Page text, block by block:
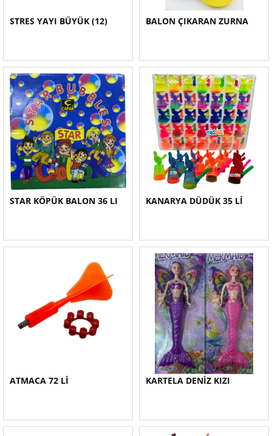
STRES YAYI BÜYÜK (12) BALON ÇIKARAN ZURNA
STAR KÖPÜK BALON 36 LI KANARYA DÜDÜK 35 Lİ
ATMACA 72 Lİ KARTELA DENİZ KIZI